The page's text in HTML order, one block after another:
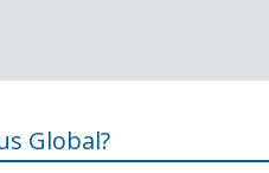
Global?